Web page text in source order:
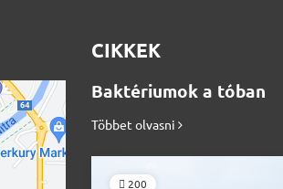
CIKKEK
Baktériumok a tóban
Többet olvasni
200